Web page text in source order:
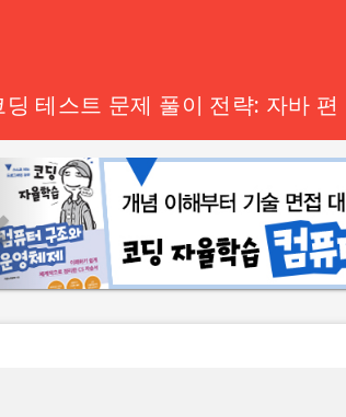
테스트 문제 풀이 전략: 자바 편
p